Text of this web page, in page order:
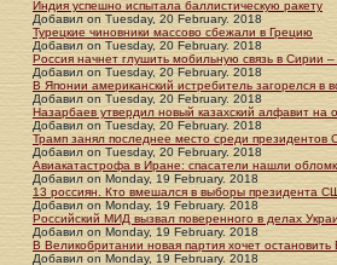
Индия успешно испытала баллистическую ракету
Добавил on Tuesday, 20 February. 2018
Турецкие чиновники массово сбежали в Грецию
Добавил on Tuesday, 20 February. 2018
Россия начнет глушить мобильную связь в Сирии
Добавил on Tuesday, 20 February. 2018
В Японии американский истребитель загорелся в
Добавил on Tuesday, 20 February. 2018
Назарбаев утвердил новый казахский алфавит на
Добавил on Tuesday, 20 February. 2018
Трамп занял последнее место среди президентов
Добавил on Tuesday, 20 February. 2018
Авиакатастрофа в Иране: спасатели нашли
Добавил on Monday, 19 February. 2018
13 россиян. Кто вмешался в выборы президента
Добавил on Monday, 19 February. 2018
Российский МИД вызвал поверенного в делах
Добавил on Monday, 19 February. 2018
В Великобритании новая партия хочет остановить
Добавил on Monday, 19 February. 2018